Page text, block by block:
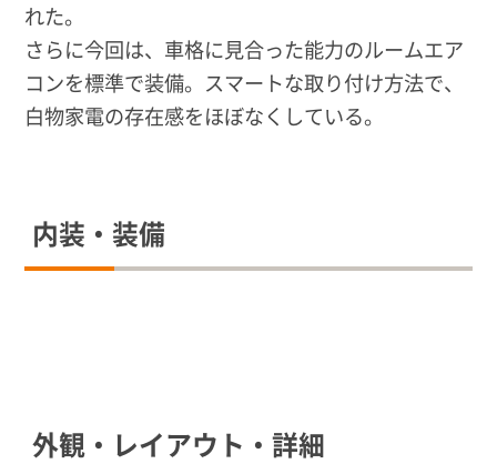
れた。
さらに今回は、車格に見合った能力のルームエア
コンを標準で装備。スマートな取り付け方法で、
白物家電の存在感をほぼなくしている。
内装・装備
外観・レイアウト・詳細